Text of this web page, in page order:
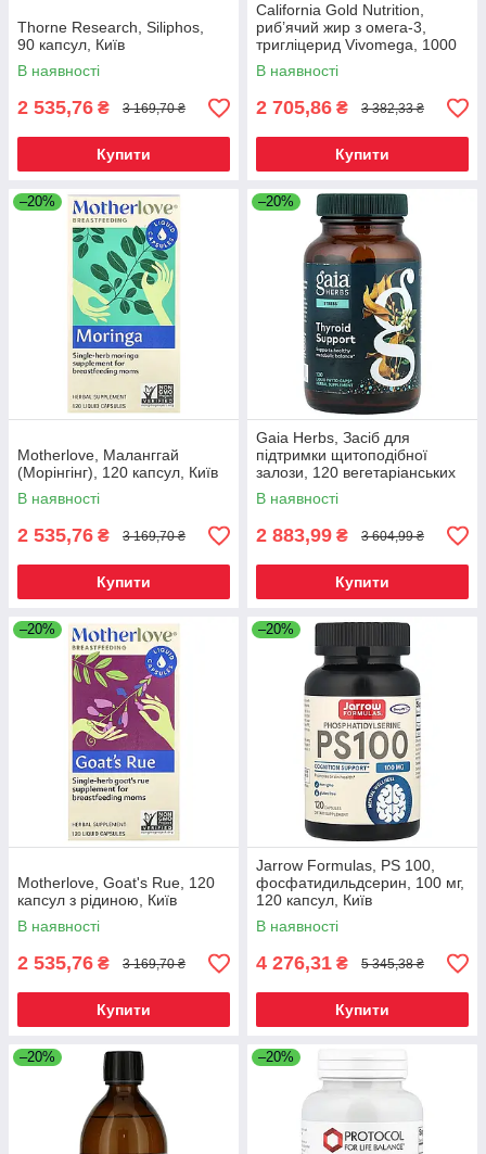
Thorne Research, Siliphos,
90 капсул, Київ
В наявності
2 535,76 ₴ 3 169,70 ₴
Купити
California Gold Nutrition,
риб’ячий жир з омега-3,
тригліцерид Vivomega, 1000
мг, 240 капсул
В наявності
2 705,86 ₴ 3 382,33 ₴
Купити
–20%
Motherlove, Маланггай
(Морінгінг), 120 капсул, Київ
В наявності
2 535,76 ₴ 3 169,70 ₴
Купити
–20%
Gaia Herbs, Засіб для
підтримки щитоподібної
залози, 120 вегетаріанських
фітокапсул із рідиною, Київ
В наявності
2 883,99 ₴ 3 604,99 ₴
Купити
–20%
Motherlove, Goat's Rue, 120
капсул з рідиною, Київ
В наявності
2 535,76 ₴ 3 169,70 ₴
Купити
–20%
Jarrow Formulas, PS 100,
фосфатидильдсерин, 100 мг,
120 капсул, Київ
В наявності
4 276,31 ₴ 5 345,38 ₴
Купити
–20% –20%